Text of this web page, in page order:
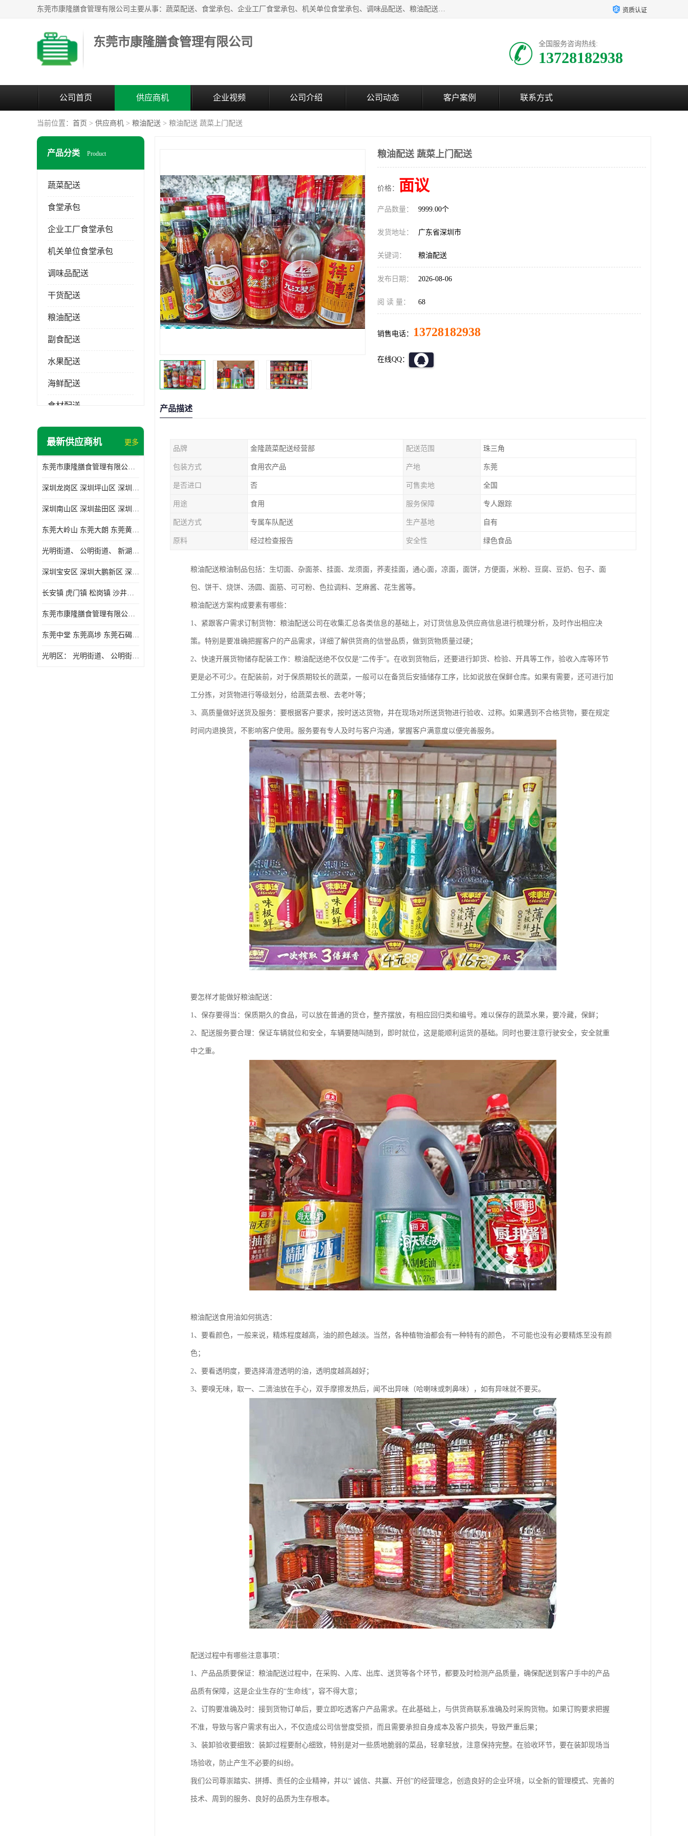
东莞市康隆膳食管理有限公司主要从事：蔬菜配送、食堂承包、企业工厂食堂承包、机关单位食堂承包、调味品配送、粮油配送、干货配送、副食配送、水果配送、海鲜配送等业务，东莞蔬菜配送电话，咨询在线客服。 资质认证
东莞市康隆膳食管理有限公司 全国服务咨询热线:
13728182938
公司首页 供应商机 企业视频 公司介绍 公司动态 客户案例 联系方式
当前位置： 首页 > 供应商机 > 粮油配送 > 粮油配送 蔬菜上门配送
产品分类 Product
蔬菜配送
食堂承包
企业工厂食堂承包
机关单位食堂承包
调味品配送
干货配送
粮油配送
副食配送
水果配送
海鲜配送
食材配送
最新供应商机 更多
东莞市康隆膳食管理有限公司主要经营蔬菜配送 东莞食堂承包 光明蔬菜配送 深圳市食堂承包 深圳市蔬菜配送等业务 欢迎咨询了解
深圳龙岗区 深圳坪山区 深圳光明区 深圳龙华区
深圳南山区 深圳盐田区 深圳福田区 深圳罗湖区 深圳龙岗区
东莞大岭山 东莞大朗 东莞黄江 东莞樟木头 蔬菜配送
光明街道、 公明街道、 新湖街道、
深圳宝安区 深圳大鹏新区 深圳特别合作区
长安镇 虎门镇 松岗镇 沙井镇 公明镇 莞城街道 南城街道 东城街道 万江街道 石碣镇 石龙镇 茶山镇 石排镇 企石镇 横沥镇
东莞市康隆膳食管理有限公司 长安蔬菜配送 虎门蔬菜配送 大岭山蔬菜配送
东莞中堂 东莞高埗 东莞石碣 东莞望牛墩 东莞洪梅 东莞道滘 东莞石龙镇 东莞石排镇
光明区： 光明街道、 公明街道、 新湖街道、 凤凰街道、 玉塘街道、 马田街道
粮油配送 蔬菜上门配送
价格： 面议
产品数量： 9999.00个
发货地址： 广东省深圳市
关键词： 粮油配送
发布日期： 2026-08-06
阅 读 量： 68
销售电话： 13728182938
在线QQ：
产品描述
品牌 金隆蔬菜配送经营部 配送范围 珠三角
包装方式 食用农产品 产地 东莞
是否进口 否 可售卖地 全国
用途 食用 服务保障 专人跟踪
配送方式 专属车队配送 生产基地 自有
原料 经过检查报告 安全性 绿色食品
粮油配送粮油制品包括：生切面、杂面茶、挂面、龙须面，荞麦挂面，通心面，凉面，面饼，方便面，米粉、豆腐、豆奶、包子、面
包、饼干、烧饼、汤圆、面筋、可可粉、色拉调料、芝麻酱、花生酱等。
粮油配送方案构成要素有哪些：
1、紧跟客户需求订制货物：粮油配送公司在收集汇总各类信息的基础上，对订货信息及供应商信息进行梳理分析，及时作出相应决
策。特别是要准确把握客户的产品需求，详细了解供货商的信誉品质，做到货物质量过硬；
2、快速开展货物储存配装工作：粮油配送绝不仅仅是“二传手”。在收到货物后，还要进行卸货、检验、开具等工作，验收入库等环节
更是必不可少。在配装前，对于保质期较长的蔬菜，一般可以在备货后安插储存工序，比如说放在保鲜仓库。如果有需要，还可进行加
工分拣，对货物进行等级划分，给蔬菜去根、去老叶等；
3、高质量做好送货及服务：要根据客户要求，按时送达货物，并在现场对所送货物进行验收、过称。如果遇到不合格货物，要在规定
时间内退换货，不影响客户使用。服务要有专人及时与客户沟通，掌握客户满意度以便完善服务。
要怎样才能做好粮油配送：
1、保存要得当：保质期久的食品，可以放在普通的货仓，整齐摆放，有相应回归类和编号。难以保存的蔬菜水果，要冷藏，保鲜；
2、配送服务要合理：保证车辆就位和安全，车辆要随叫随到，即时就位，这是能顺利运货的基础。同时也要注意行驶安全，安全就重
中之重。
粮油配送食用油如何挑选：
1、要看颜色，一般来说，精炼程度越高，油的颜色越淡。当然，各种植物油都会有一种特有的颜色， 不可能也没有必要精炼至没有颜
色；
2、要看透明度，要选择清澄透明的油，透明度越高越好；
3、要嗅无味，取一、二滴油放在手心，双手摩擦发热后，闻不出异味（哈喇味或刺鼻味），如有异味就不要买。
配送过程中有哪些注意事项：
1、产品品质要保证：粮油配送过程中，在采购、入库、出库、送货等各个环节，都要及时检测产品质量，确保配送到客户手中的产品
品质有保障，这是企业生存的“生命线”，容不得大意；
2、订购要准确及时：接到货物订单后，要立即吃透客户产品需求。在此基础上，与供货商联系准确及时采购货物。如果订购要求把握
不准，导致与客户需求有出入，不仅造成公司信誉度受损，而且需要承担自身成本及客户损失，导致严重后果；
3、装卸验收要细致：装卸过程要耐心细致，特别是对一些质地脆弱的菜品，轻拿轻放，注意保持完整。在验收环节，要在装卸现场当
场验收，防止产生不必要的纠纷。
我们公司尊崇踏实、拼搏、责任的企业精神，并以“ 诚信、共赢、开创”的经营理念，创造良好的企业环境，以全新的管理模式、完善的
技术、周到的服务、良好的品质为生存根本。